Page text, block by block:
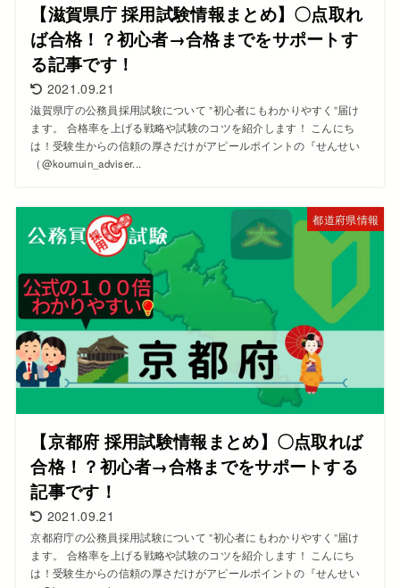
【滋賀県庁 採用試験情報まとめ】〇点取れ
ば合格！？初心者→合格までをサポートす
る記事です！
2021.09.21
滋賀県庁の公務員採用試験について ”初心者にもわかりやすく”届け
ます。 合格率を上げる戦略や試験のコツを紹介します！ こんにち
は！受験生からの信頼の厚さだけがアピールポイントの『せんせい
（@koumuin_adviser...
都道府県情報
【京都府 採用試験情報まとめ】〇点取れば
合格！？初心者→合格までをサポートする
記事です！
2021.09.21
京都府庁の公務員採用試験について ”初心者にもわかりやすく”届け
ます。 合格率を上げる戦略や試験のコツを紹介します！ こんにち
は！受験生からの信頼の厚さだけがアピールポイントの『せんせい